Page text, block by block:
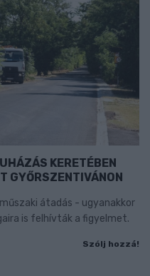
KERETÉBEN
GYŐRSZENTIVÁNON
átadás - ugyanakkor
is felhívták a figyelmet.
Szólj hozzá!